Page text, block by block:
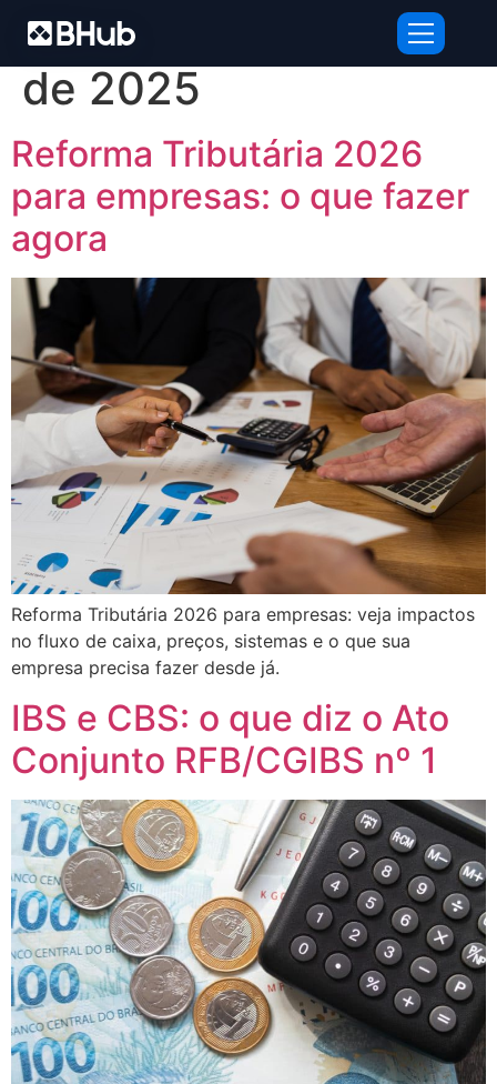
Dia:23 de dezembro
de 2025
Reforma Tributária 2026
para empresas: o que fazer
agora
Reforma Tributária 2026 para empresas: veja impactos
no fluxo de caixa, preços, sistemas e o que sua
empresa precisa fazer desde já.
IBS e CBS: o que diz o Ato
Conjunto RFB/CGIBS nº 1